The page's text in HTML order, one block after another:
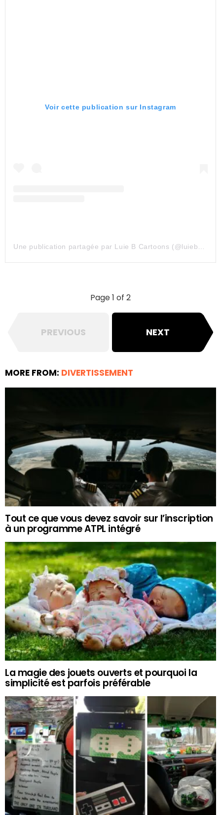
Voir cette publication sur Instagram
Page 1 of 2
PREVIOUS NEXT
MORE FROM: DIVERTISSEMENT
Tout ce que vous devez savoir sur l’inscription
à un programme ATPL intégré
La magie des jouets ouverts et pourquoi la
simplicité est parfois préférable